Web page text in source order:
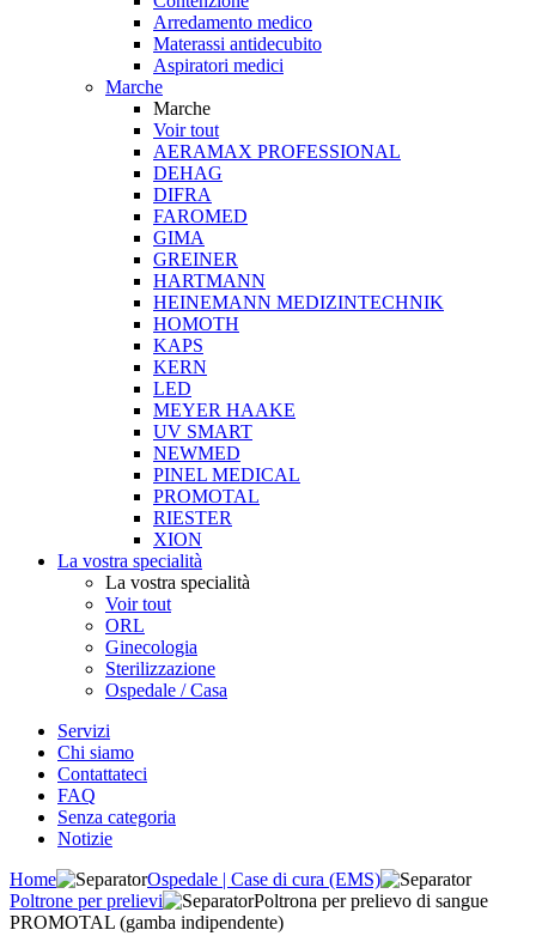
Arredamento medico
Materassi antidecubito
Aspiratori medici
Marche
Marche
Voir tout
AERAMAX PROFESSIONAL
DEHAG
DIFRA
FAROMED
GIMA
GREINER
HARTMANN
HEINEMANN MEDIZINTECHNIK
HOMOTH
KAPS
KERN
LED
MEYER HAAKE
UV SMART
NEWMED
PINEL MEDICAL
PROMOTAL
RIESTER
XION
La vostra specialità
La vostra specialità
Voir tout
ORL
Ginecologia
Sterilizzazione
Ospedale / Casa
Servizi
Chi siamo
Contattateci
FAQ
Senza categoria
Notizie
Home
Ospedale | Case di cura (EMS)
Poltrone per prelievi
Poltrona per prelievo di sangue
PROMOTAL (gamba indipendente)